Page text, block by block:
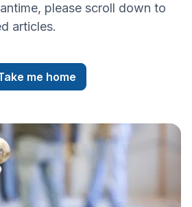
please scroll down to
articles.
me home